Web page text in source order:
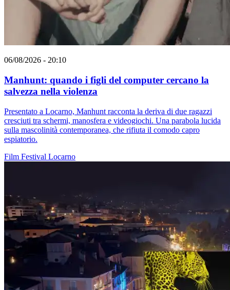
06/08/2026 - 20:10
Manhunt: quando i figli del computer cercano la
salvezza nella violenza
Presentato a Locarno, Manhunt racconta la deriva di due ragazzi
cresciuti tra schermi, manosfera e videogiochi. Una parabola lucida
sulla mascolinità contemporanea, che rifiuta il comodo capro
espiatorio.
Film Festival Locarno